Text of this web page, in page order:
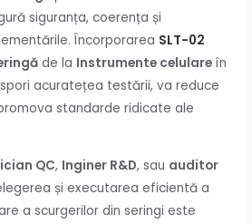
siguranța, coerența și
Încorporarea SLT-02
de la Instrumente celulare în
acuratețea testării, va reduce
standarde ridicate ale
QC, Inginer R&D, sau auditor
și executarea eficientă a
a scurgerilor din seringi este